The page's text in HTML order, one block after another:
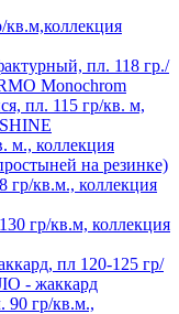
пл. 118 гр./
Monochrom
пл. 115 гр/кв. м,
м., коллекция
на резинке)
гр/кв.м., коллекция
гр/кв.м, коллекция
пл 120-125 гр/
- жаккард
90 гр/кв.м.,